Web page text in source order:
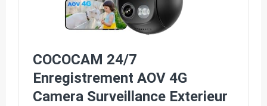
COCOCAM 24/7
Enregistrement AOV 4G
Camera Surveillance Exterieur